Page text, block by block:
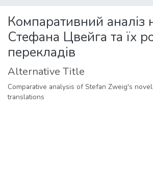
Statistics
Компаративний аналіз
Стефана Цвейга та їх
перекладів
Alternative Title
Comparative analysis of Stefan Zweig's
translations